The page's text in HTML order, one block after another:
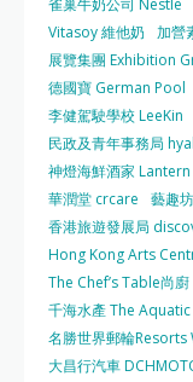
雀巢牛奶公司 Nestle
Vitasoy 維他奶
加營
展覽集團 Exhibition
德國寶 German Pool
李健駕駛學校 LeeKin
民政及青年事務局
神燈海鮮酒家
華潤堂 crcare
藝趣
香港旅遊發展局
Hong Kong Arts
The Chef’s Table尚廚
千海水產 The
名勝世界郵輪
大昌行汽車